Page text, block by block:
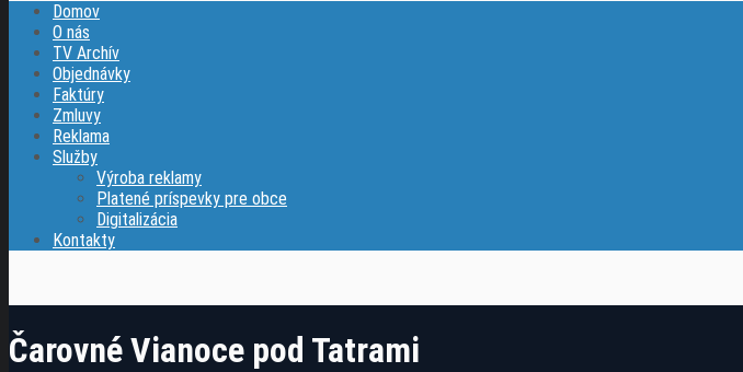
Domov
O nás
TV Archív
Objednávky
Faktúry
Zmluvy
Reklama
Služby
Výroba reklamy
Platené príspevky pre obce
Digitalizácia
Kontakty
Čarovné Vianoce pod Tatrami